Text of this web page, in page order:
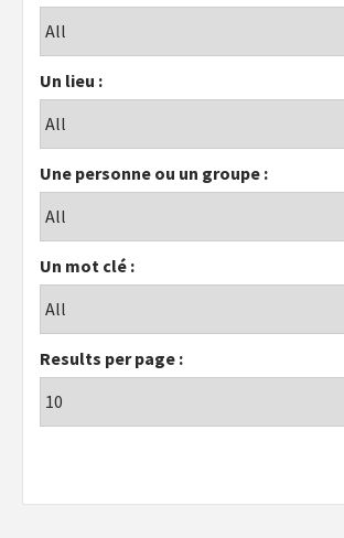
Un lieu :
Une personne ou un groupe :
Un mot clé :
Results per page :